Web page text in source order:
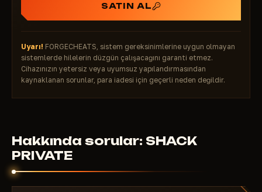
SATIN AL
Uyarı! FORGECHEATS, sistem gereksinimlerine uygun olmayan
sistemlerde hilelerin düzgün çalışacağını garanti etmez.
Cihazınızın yetersiz veya uyumsuz yapılandırmasından
kaynaklanan sorunlar, para iadesi için geçerli neden değildir.
Hakkında sorular: SHACK
PRIVATE